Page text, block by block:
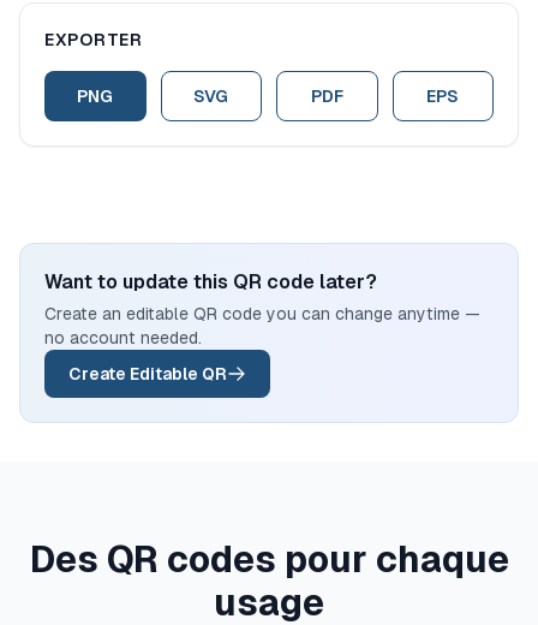
EXPORTER
PNG SVG PDF EPS
Want to update this QR code later?
Create an editable QR code you can change anytime —
no account needed.
Create Editable QR
Des QR codes pour chaque
usage